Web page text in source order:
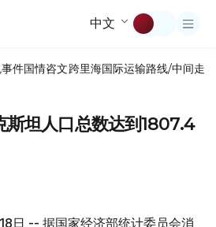
中文
事件国情咨文跨里海国际运输路线/中间走廊
斯坦人口总数达到1807.4
日 -- 据国家经济部统计委员会消